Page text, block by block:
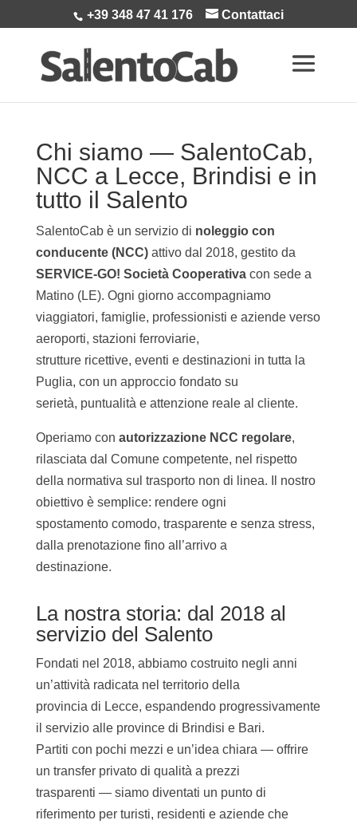
+39 348 47 41 176 Contattaci
Chi siamo — SalentoCab,
NCC a Lecce, Brindisi e in
tutto il Salento
SalentoCab è un servizio di noleggio con
conducente (NCC)attivo dal 2018, gestito da
SERVICE-GO! Società Cooperativacon sede a
Matino (LE). Ogni giorno accompagniamo
viaggiatori, famiglie, professionisti e aziende verso
aeroporti, stazioni ferroviarie,
strutture ricettive, eventi e destinazioni in tutta la
Puglia, con un approccio fondato su
serietà, puntualità e attenzione reale al cliente.
Operiamo con autorizzazione NCC regolare,
rilasciata dal Comune competente, nel rispetto
della normativa sul trasporto non di linea. Il nostro
obiettivo è semplice: rendere ogni
spostamento comodo, trasparente e senza stress,
dalla prenotazione fino all’arrivo a
destinazione.
La nostra storia: dal 2018 al
servizio del Salento
Fondati nel 2018, abbiamo costruito negli anni
un’attività radicata nel territorio della
provincia di Lecce, espandendo progressivamente
il servizio alle province di Brindisi e Bari.
Partiti con pochi mezzi e un’idea chiara — offrire
un transfer privato di qualità a prezzi
trasparenti — siamo diventati un punto di
riferimento per turisti, residenti e aziende che